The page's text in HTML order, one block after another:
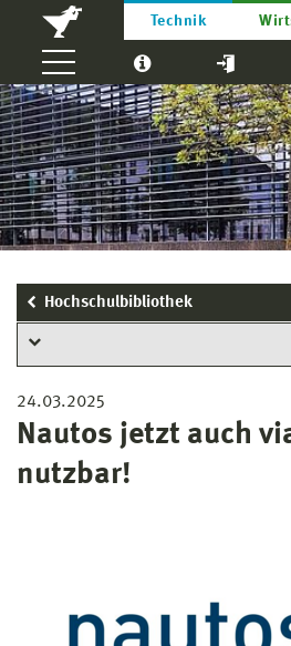
Technik
Hochschulbibliothek
24.03.2025
Nautos jetzt auch
nutzbar!